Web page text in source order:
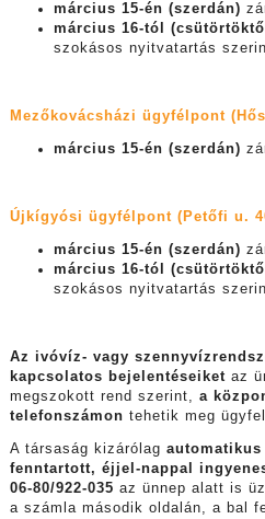
március 15-én (szerdán)
március 16-tól
szokásos nyitvatartás
Mezőkovácsházi ügyfélpont
március 15-én (szerdán)
Újkígyósi ügyfélpont (Petőfi u.
március 15-én (szerdán)
március 16-tól
szokásos nyitvatartás
Az ivóvíz- vagy
kapcsolatos bejelentéseiket az
megszokott rend szerint, a
telefonszámon tehetik meg
A társaság kizárólag
fenntartott, éjjel-nappal
06-80/922-035 az ünnep alatt is
a számla második oldalán, a bal